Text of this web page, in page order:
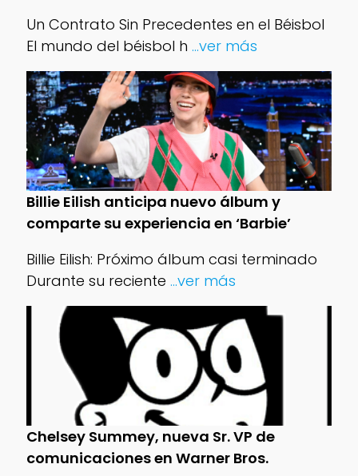
Un Contrato Sin Precedentes en el Béisbol
El mundo del béisbol h ...ver más
Billie Eilish anticipa nuevo álbum y
comparte su experiencia en ‘Barbie’
Billie Eilish: Próximo álbum casi terminado
Durante su reciente ...ver más
Chelsey Summey, nueva Sr. VP de
comunicaciones en Warner Bros.